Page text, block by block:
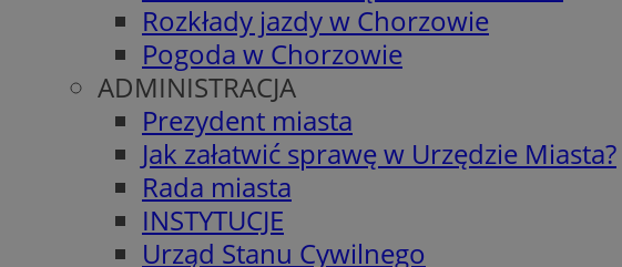
Rozkłady jazdy w Chorzowie
Pogoda w Chorzowie
ADMINISTRACJA
Prezydent miasta
Jak załatwić sprawę w Urzędzie Miasta?
Rada miasta
INSTYTUCJE
Urząd Stanu Cywilnego